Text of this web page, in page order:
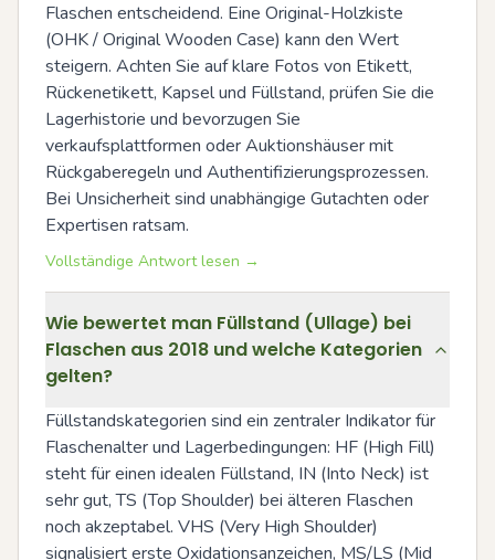
Flaschen entscheidend. Eine Original-Holzkiste
(OHK / Original Wooden Case) kann den Wert
steigern. Achten Sie auf klare Fotos von Etikett,
Rückenetikett, Kapsel und Füllstand, prüfen Sie die
Lagerhistorie und bevorzugen Sie
verkaufsplattformen oder Auktionshäuser mit
Rückgaberegeln und Authentifizierungsprozessen.
Bei Unsicherheit sind unabhängige Gutachten oder
Expertisen ratsam.
Vollständige Antwort lesen →
Wie bewertet man Füllstand (Ullage) bei
Flaschen aus 2018 und welche Kategorien
gelten?
Füllstandskategorien sind ein zentraler Indikator für
Flaschenalter und Lagerbedingungen: HF (High Fill)
steht für einen idealen Füllstand, IN (Into Neck) ist
sehr gut, TS (Top Shoulder) bei älteren Flaschen
noch akzeptabel. VHS (Very High Shoulder)
signalisiert erste Oxidationsanzeichen, MS/LS (Mid